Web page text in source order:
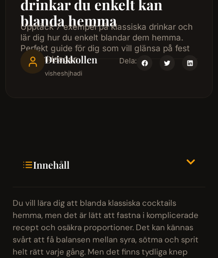
drinkar du enkelt kan
blanda hemma
Upptäck 7 exempel på klassiska drinkar och
lär dig hur du enkelt blandar dem hemma.
Perfekt guide för dig som vill glänsa på fest
eller middagar.
Dela:
Drinkkollen
visheshjhadi
Innehåll
Du vill lära dig att blanda klassiska cocktails
hemma, men det är lätt att fastna i komplicerade
recept och osäkra proportioner. Det kan kännas
svårt att få balansen mellan syra, sötma och sprit
helt rätt varje gång. Men det finns tydliga knep